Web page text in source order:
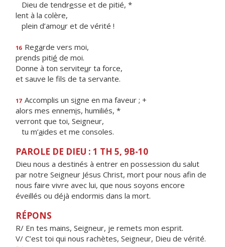
Dieu de tendresse et de pitié, *
lent à la colère,
plein d’amour et de vérité !
16 Regarde vers moi,
prends pitié de moi.
Donne à ton serviteur ta force,
et sauve le fls de ta servante.
17 Accomplis un signe en ma faveur ; +
alors mes ennemis, humiliés, *
verront que toi, Seigneur,
tu m’aides et me consoles.
PAROLE DE DIEU : 1 TH 5, 9B-10
Dieu nous a destinés à entrer en possession du salut
par notre Seigneur Jésus Christ, mort pour nous afin de
nous faire vivre avec lui, que nous soyons encore
éveillés ou déjà endormis dans la mort.
RÉPONS
R/ En tes mains, Seigneur, je remets mon esprit.
V/ C’est toi qui nous rachètes, Seigneur, Dieu de vérité.